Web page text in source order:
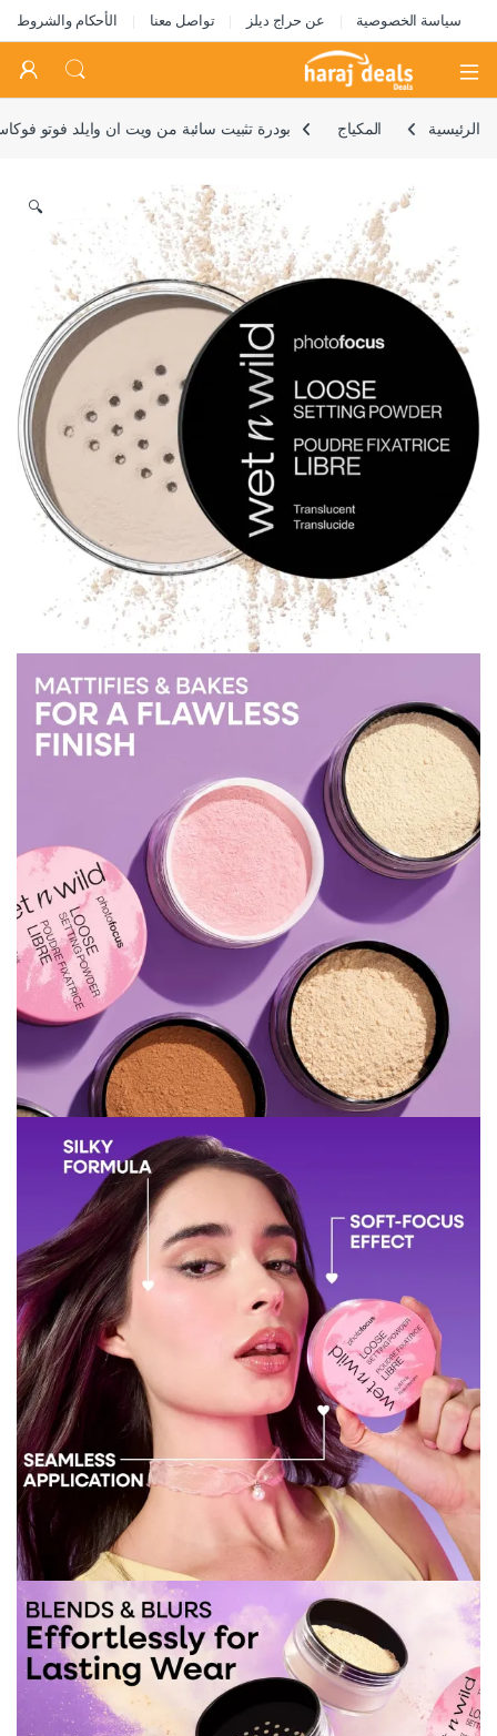
سياسة الخصوصية عن حراج ديلز تواصل معنا الأحكام والشروط
Open
الرئيسية المكياج بودرة تثبيت سائبة من ويت ان وايلد فوتو
🔍